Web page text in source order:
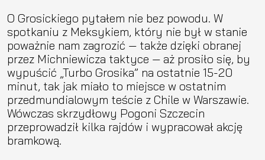
O Grosickiego pytałem nie bez powodu. W
spotkaniu z Meksykiem, który nie był w stanie
poważnie nam zagrozić — także dzięki obranej
przez Michniewicza taktyce — aż prosiło się, by
wypuścić „Turbo Grosika” na ostatnie 15-20
minut, tak jak miało to miejsce w ostatnim
przedmundialowym teście z Chile w Warszawie.
Wówczas skrzydłowy Pogoni Szczecin
przeprowadził kilka rajdów i wypracował akcję
bramkową.